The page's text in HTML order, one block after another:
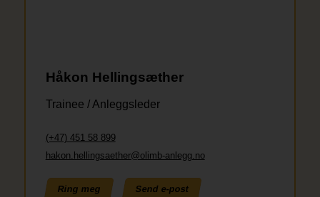
Håkon Hellingsæther
Trainee / Anleggsleder
(+47) 451 58 899
hakon.hellingsaether@olimb-anlegg.no
Ring meg Send e-post